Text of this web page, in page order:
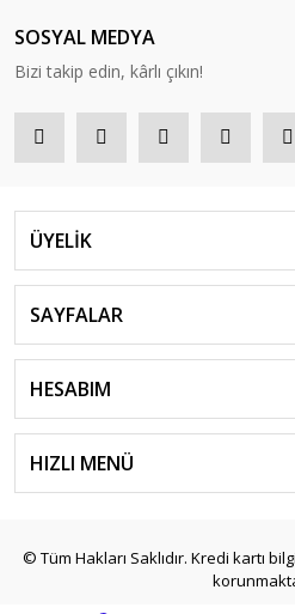
SOSYAL MEDYA
Bizi takip edin, kârlı çıkın!
ÜYELİK
SAYFALAR
HESABIM
HIZLI MENÜ
© Tüm Hakları Saklıdır. Kredi kartı